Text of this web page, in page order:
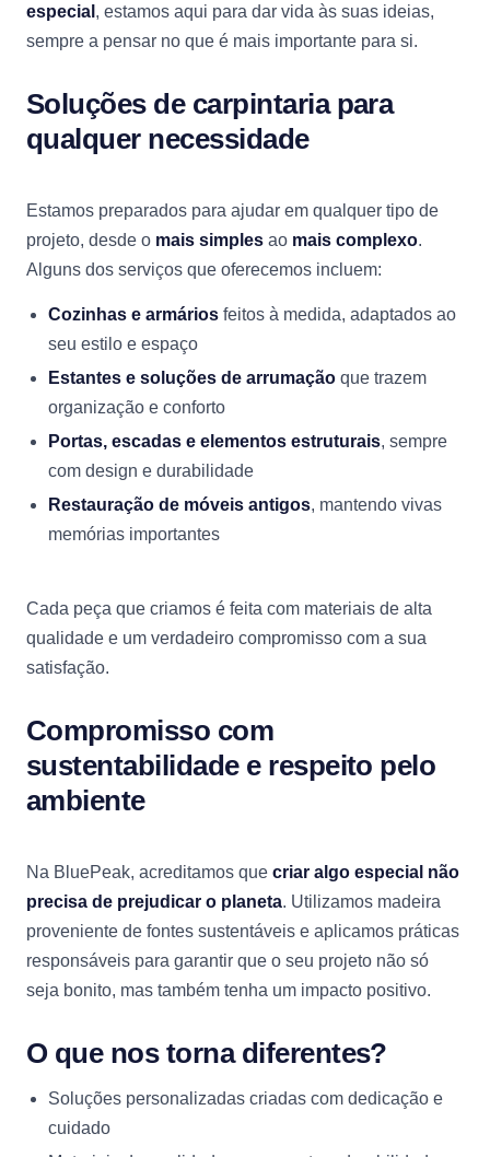
especial , estamos aqui para dar vida às suas ideias,
sempre a pensar no que é mais importante para si.
Soluções de carpintaria para
qualquer necessidade
Estamos preparados para ajudar em qualquer tipo de
projeto, desde o mais simples ao mais complexo.
Alguns dos serviços que oferecemos incluem:
Cozinhas e armários feitos à medida, adaptados ao
seu estilo e espaço
Estantes e soluções de arrumação que trazem
organização e conforto
Portas, escadas e elementos estruturais, sempre
com design e durabilidade
Restauração de móveis antigos, mantendo vivas
memórias importantes
Cada peça que criamos é feita com materiais de alta
qualidade e um verdadeiro compromisso com a sua
satisfação.
Compromisso com
sustentabilidade e respeito pelo
ambiente
Na BluePeak, acreditamos que criar algo especial não
precisa de prejudicar o planeta. Utilizamos madeira
proveniente de fontes sustentáveis e aplicamos práticas
responsáveis para garantir que o seu projeto não só
seja bonito, mas também tenha um impacto positivo.
O que nos torna diferentes?
Soluções personalizadas criadas com dedicação e
cuidado